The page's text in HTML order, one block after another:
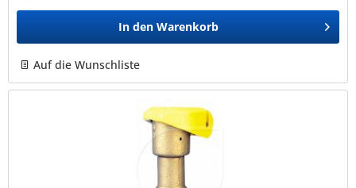
In den Warenkorb
Auf die Wunschliste